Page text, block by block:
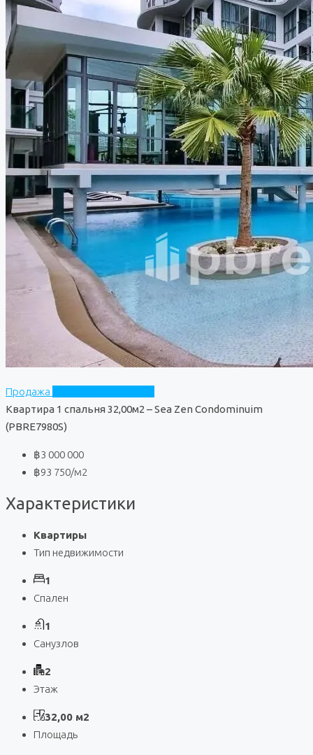
Продажа
Квартира 1 спальня 32,00м2 – Sea Zen Condominuim
(PBRE7980S)
฿3 000 000
฿93 750/м2
Характеристики
Квартиры
Тип недвижимости
1
Спален
1
Санузлов
2
Этаж
32,00 м2
Площадь